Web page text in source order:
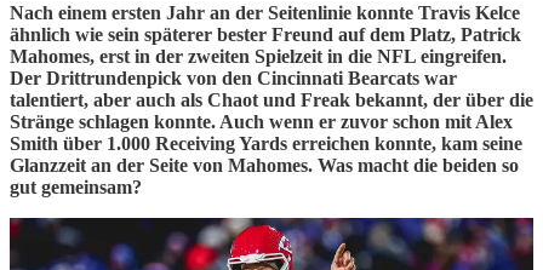
Nach einem ersten Jahr an der Seitenlinie konnte Travis Kelce
ähnlich wie sein späterer bester Freund auf dem Platz, Patrick
Mahomes, erst in der zweiten Spielzeit in die NFL eingreifen.
Der Drittrundenpick von den Cincinnati Bearcats war
talentiert, aber auch als Chaot und Freak bekannt, der über die
Stränge schlagen konnte. Auch wenn er zuvor schon mit Alex
Smith über 1.000 Receiving Yards erreichen konnte, kam seine
Glanzzeit an der Seite von Mahomes. Was macht die beiden so
gut gemeinsam?